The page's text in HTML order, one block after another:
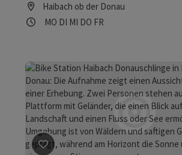
Haibach ob der Donau
Öffnungszeiten
MO Montag geöffnet
DI Dienstag geöffnet
MI Mittwoch geöffnet
DO Donnerstag geöffnet
FRFreitag geöffnet